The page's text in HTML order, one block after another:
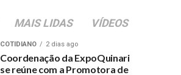
MAIS LIDAS VÍDEOS
COTIDIANO 2 dias ago
Coordenação da ExpoQuinari
se reúne com a Promotora de